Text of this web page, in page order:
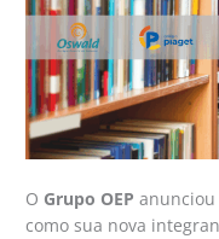
O Grupo OEPanunciou
como sua nova